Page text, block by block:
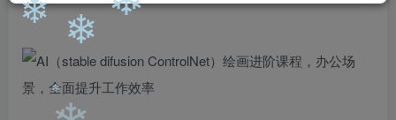
❄ ❄
❄
❄